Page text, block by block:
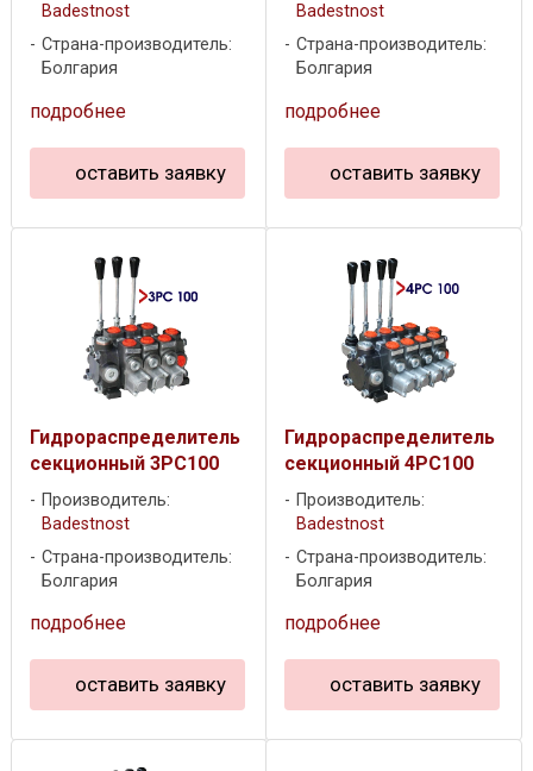
Badestnost
Страна-производитель:
Болгария
подробнее
оставить заявку
Badestnost
Страна-производитель:
Болгария
подробнее
оставить заявку
Гидрораспределитель
секционный 3PC100
Производитель:
Badestnost
Страна-производитель:
Болгария
подробнее
оставить заявку
Гидрораспределитель
секционный 4PC100
Производитель:
Badestnost
Страна-производитель:
Болгария
подробнее
оставить заявку